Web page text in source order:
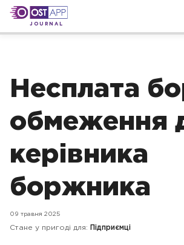
JOURNAL
Несплата
обмеження
керівника
боржника
09 травня 2025
Стане у пригоді для: Підприємці